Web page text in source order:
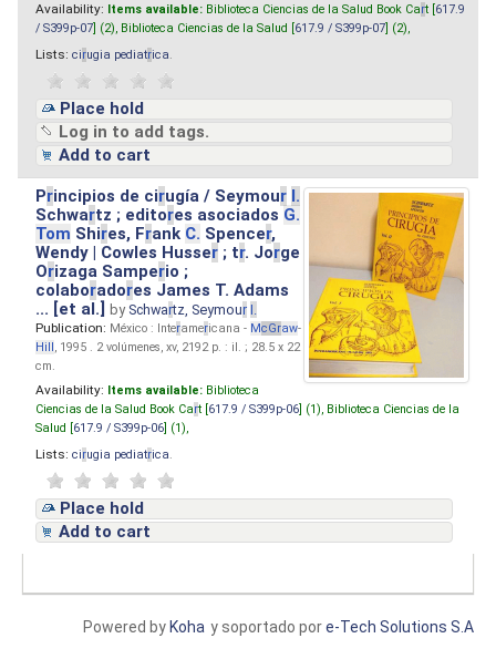
Availability: Items available: Biblioteca Ciencias de la Salud Book Cart [ 617.9
/ S399p-07 ] (2), Biblioteca Ciencias de la Salud [ 617.9 / S399p-07 ] (2),
Lists: cirugia pediatrica
Place hold
Log in to add tags.
Add to cart
Principios de cirugía / Seymour I.
Schwartz ; editores asociados G.
Tom Shires, Frank C. Spencer,
Wendy | Cowles Husser ; tr. Jorge
Orizaga Samperio ;
colaboradores James T. Adams
... [et al.]by Schwartz, Seymour I.
Publication: México : Interamericana - McGraw-
Hill, 1995 . 2 volúmenes, xv, 2192 p. : il. ; 28.5 x 22
cm.
Availability: Items available: Biblioteca
Ciencias de la Salud Book Cart [ 617.9 / S399p-06 ] (1), Biblioteca Ciencias de la
Salud [ 617.9 / S399p-06 ] (1),
Lists: cirugia pediatrica
Place hold
Add to cart
y soportado pore-Tech Solutions S.A
Powered by Koha